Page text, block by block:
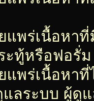
แพร่เนื้อหา
ะทู้หรือฟอรั่ม
แพร่เนื้อหา
แลระบบ ผู้ดู